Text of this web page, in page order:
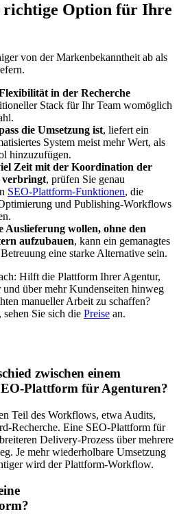
richtige Option für Ihre
von der Markenbekanntheit ab als
in der Recherche
Stack für Ihr Team womöglich
die Umsetzung ist, liefert ein
System meist mehr Wert, als
hinzuzufügen.
Zeit mit der Koordination der
verbringt, prüfen Sie genau
SEO‑Plattform‑Funktionen, die
und Publishing‑Workflows
Auslieferung wollen, ohne den
aufzubauen, kann ein gemanagtes
eine starke Alternative sein.
Hilft die Plattform Ihrer Agentur,
über mehr Kundenseiten hinweg
manueller Arbeit zu schaffen?
Sie sich die Preise an.
zwischen einem
für Agenturen?
Teil des Workflows, etwa Audits,
Eine SEO‑Plattform für
Delivery‑Prozess über mehrere
Je mehr wiederholbare Umsetzung
wird der Plattform‑Workflow.